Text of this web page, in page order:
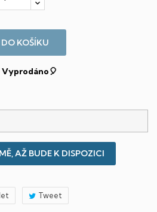
DO KOŠÍKU
Vyprodáno🎈
AŽ BUDE K DISPOZICI
Tweet